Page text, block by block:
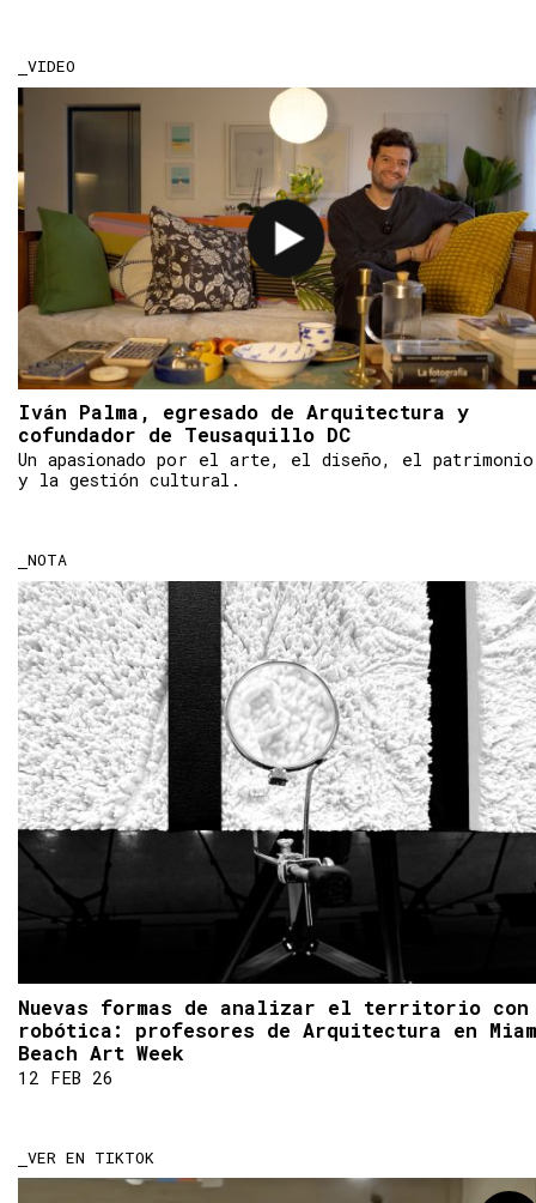
VIDEO
Iván Palma, egresado de Arquitectura y
cofundador de Teusaquillo DC
Un apasionado por el arte, el diseño, el patrimonio
y la gestión cultural.
NOTA
Nuevas formas de analizar el territorio con
robótica: profesores de Arquitectura en
Beach Art Week
12 FEB 26
VER EN TIKTOK